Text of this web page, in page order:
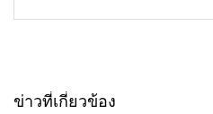
ข่าวที่เกี่ยวข้อง